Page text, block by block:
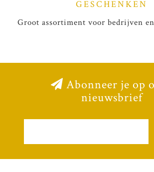
GESCHENKEN
Groot assortiment voor bedrijven
Abonneer je op
nieuwsbrief